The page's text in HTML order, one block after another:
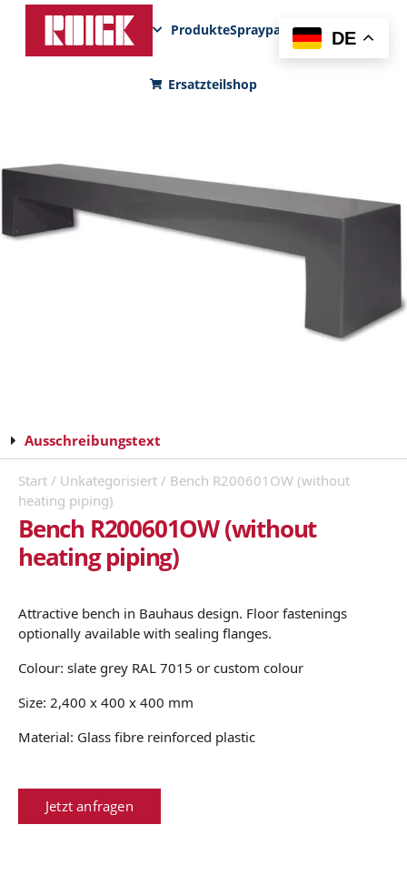
ProdukteSprayparksFunPadNews
Ersatzteilshop
Ausschreibungstext
Start / Unkategorisiert / Bench R200601OW (without
heating piping)
Bench R200601OW (without
heating piping)
Attractive bench in Bauhaus design. Floor fastenings
optionally available with sealing flanges.
Colour: slate grey RAL 7015 or custom colour
Size: 2,400 x 400 x 400 mm
Material: Glass fibre reinforced plastic
Jetzt anfragen
DE